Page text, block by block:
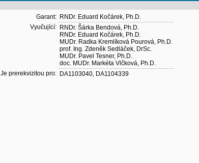
Garant: RNDr. Eduard Kočárek, Ph.D.
Vyučující: RNDr. Šárka Bendová, Ph.D.
RNDr. Eduard Kočárek, Ph.D.
MUDr. Radka Kremlíková Pourová, Ph.D.
prof. Ing. Zdeněk Sedláček, DrSc.
MUDr. Pavel Tesner, Ph.D.
doc. MUDr. Markéta Vlčková, Ph.D.
Je prerekvizitou pro: DA1103040, DA1104339